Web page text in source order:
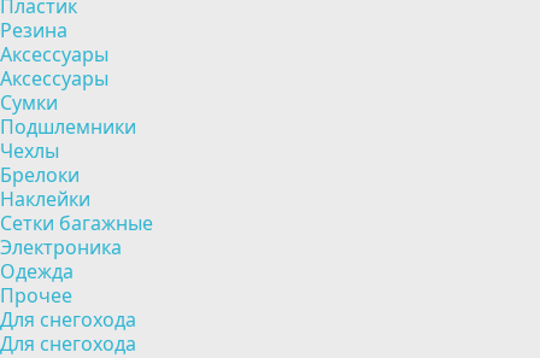
Пластик
Резина
Аксессуары
Аксессуары
Сумки
Подшлемники
Чехлы
Брелоки
Наклейки
Сетки багажные
Электроника
Одежда
Прочее
Для снегохода
Для снегохода